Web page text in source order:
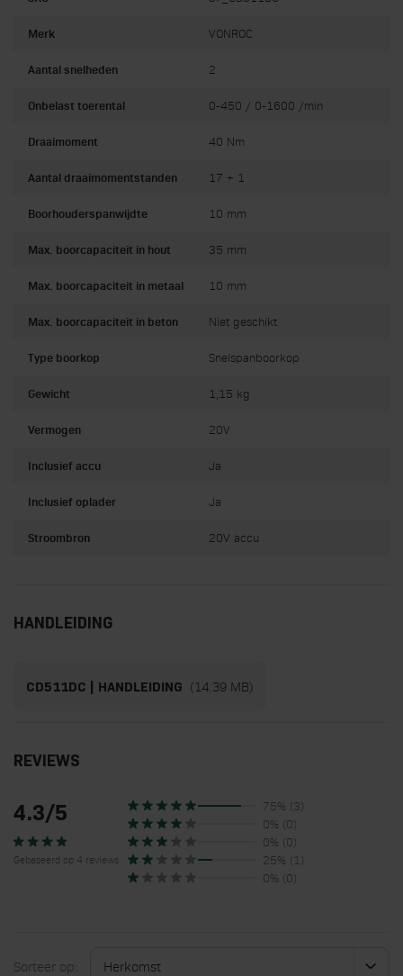
Merk VONROC
Aantal snelheden 2
Onbelast toerental 0-450 / 0-1600 /min
Draaimoment 40 Nm
Aantal draaimomentstanden 17 + 1
Boorhouderspanwijdte 10 mm
Max. boorcapaciteit in hout 35 mm
Max. boorcapaciteit in metaal 10 mm
Max. boorcapaciteit in beton Niet geschikt
Type boorkop Snelspanboorkop
Gewicht 1,15 kg
Vermogen 20V
Inclusief accu Ja
Inclusief oplader Ja
Stroombron 20V accu
HANDLEIDING
CD511DC | HANDLEIDING (14.39 MB)
REVIEWS
4.3/5
Gebaseerd op 4 reviews
75% (3)
0% (0)
0% (0)
25% (1)
0% (0)
Sorteer op: